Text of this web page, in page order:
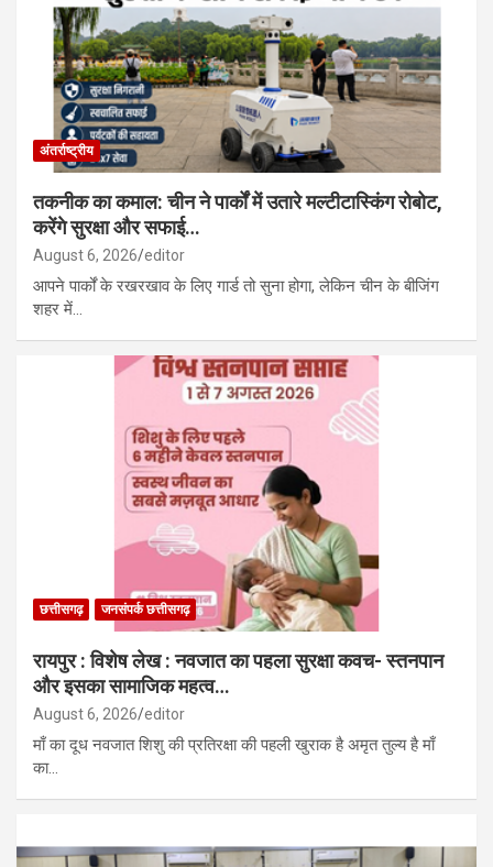
अंतर्राष्ट्रीय
तकनीक का कमाल: चीन ने पार्कों में उतारे मल्टीटास्किंग रोबोट,
करेंगे सुरक्षा और सफाई…
August 6, 2026 editor
आपने पार्कों के रखरखाव के लिए गार्ड तो सुना होगा, लेकिन चीन के बीजिंग
शहर में…
छत्तीसगढ़ जनसंपर्क छत्तीसगढ़
रायपुर : विशेष लेख : नवजात का पहला सुरक्षा कवच- स्तनपान
और इसका सामाजिक महत्व…
August 6, 2026 editor
माँ का दूध नवजात शिशु की प्रतिरक्षा की पहली खुराक है अमृत तुल्य है माँ
का…